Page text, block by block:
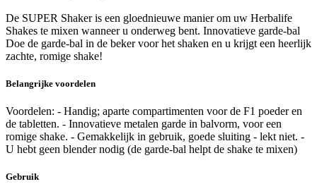
De SUPER Shaker is een gloednieuwe manier om uw Herbalife
Shakes te mixen wanneer u onderweg bent. Innovatieve garde-bal
Doe de garde-bal in de beker voor het shaken en u krijgt een heerlijk
zachte, romige shake!
Belangrijke voordelen
Voordelen: - Handig; aparte compartimenten voor de F1 poeder en
de tabletten. - Innovatieve metalen garde in balvorm, voor een
romige shake. - Gemakkelijk in gebruik, goede sluiting - lekt niet. -
U hebt geen blender nodig (de garde-bal helpt de shake te mixen)
Gebruik